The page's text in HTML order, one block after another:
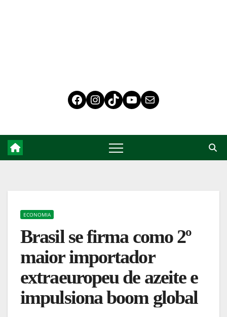
ECONOMIA
Brasil se firma como 2º
maior importador
extraeuropeu de azeite e
impulsiona boom global